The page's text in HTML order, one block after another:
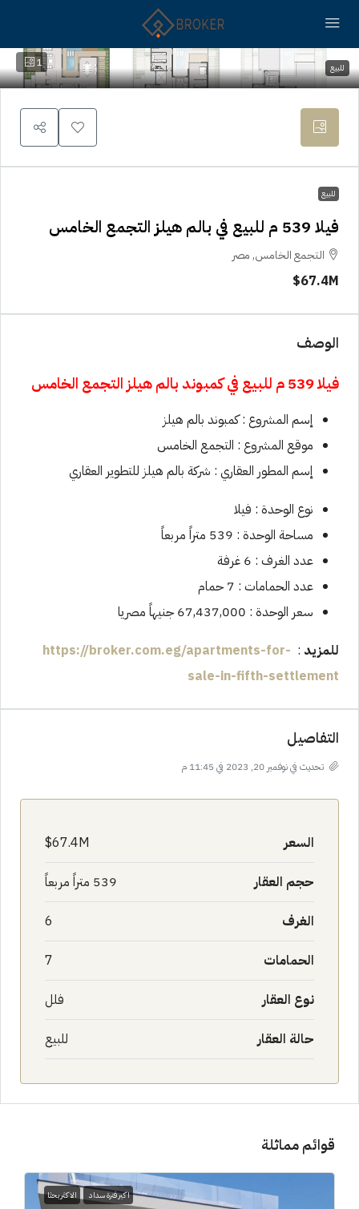
1 للبيع
للبيع
فيلا 539 م للبيع في بالم هيلز التجمع الخامس
التجمع الخامس, مصر
67.4M$
الوصف
فيلا 539 م للبيع في كمبوند بالم هيلز التجمع الخامس
إسم المشروع : كمبوند بالم هيلز
موقع المشروع : التجمع الخامس
إسم المطور العقاري : شركة بالم هيلز للتطوير العقاري
نوع الوحدة : فيلا
مساحة الوحدة : 539 متراً مربعاً
عدد الغرف : 6 غرفة
عدد الحمامات : 7 حمام
سعر الوحدة : 67,437,000 جنيهاً مصريا
للمزيد :
https://broker.com.eg/apartments-for-
sale-in-fifth-settlement
التفاصيل
تحديث في نوفمبر 20, 2023 في 11:45 م
السعر 67.4M$
حجم العقار 539 متراً مربعاً
الغرف 6
الحمامات 7
نوع العقار فلل
حالة العقار للبيع
قوائم مماثلة
اكبر فترة سداد الاكثر بحثا